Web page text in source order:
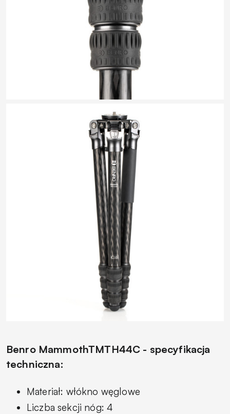
Benro MammothTMTH44C - specyfikacja
techniczna:
Materiał: włókno węglowe
Liczba sekcji nóg: 4